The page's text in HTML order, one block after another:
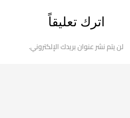
اترك تعليقاً
لن يتم نشر عنوان بريدك الإلكتروني.